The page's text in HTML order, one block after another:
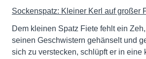
Sockenspatz: Kleiner Kerl auf großer
Dem kleinen Spatz Fiete fehlt ein
seinen Geschwistern gehänselt und
sich zu verstecken, schlüpft er in eine